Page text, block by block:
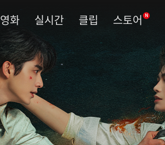
영화 실시간 클립 스토어 N